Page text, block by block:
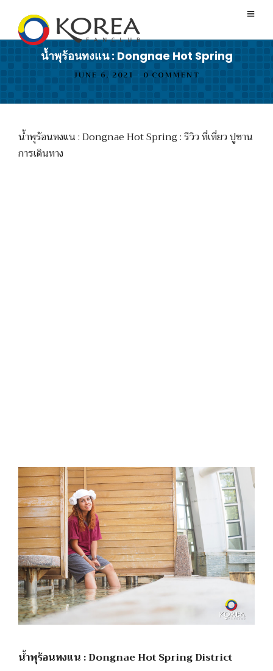
น้ำพุร้อนทงแน : Dongnae Hot Spring
JUNE 6, 2021 • 0 COMMENT
น้ำพุร้อนทงแน : Dongnae Hot Spring : รีวิว ที่เที่ยว ปูซาน
การเดินทาง
น้ำพุร้อนทงแน : Dongnae Hot Spring District